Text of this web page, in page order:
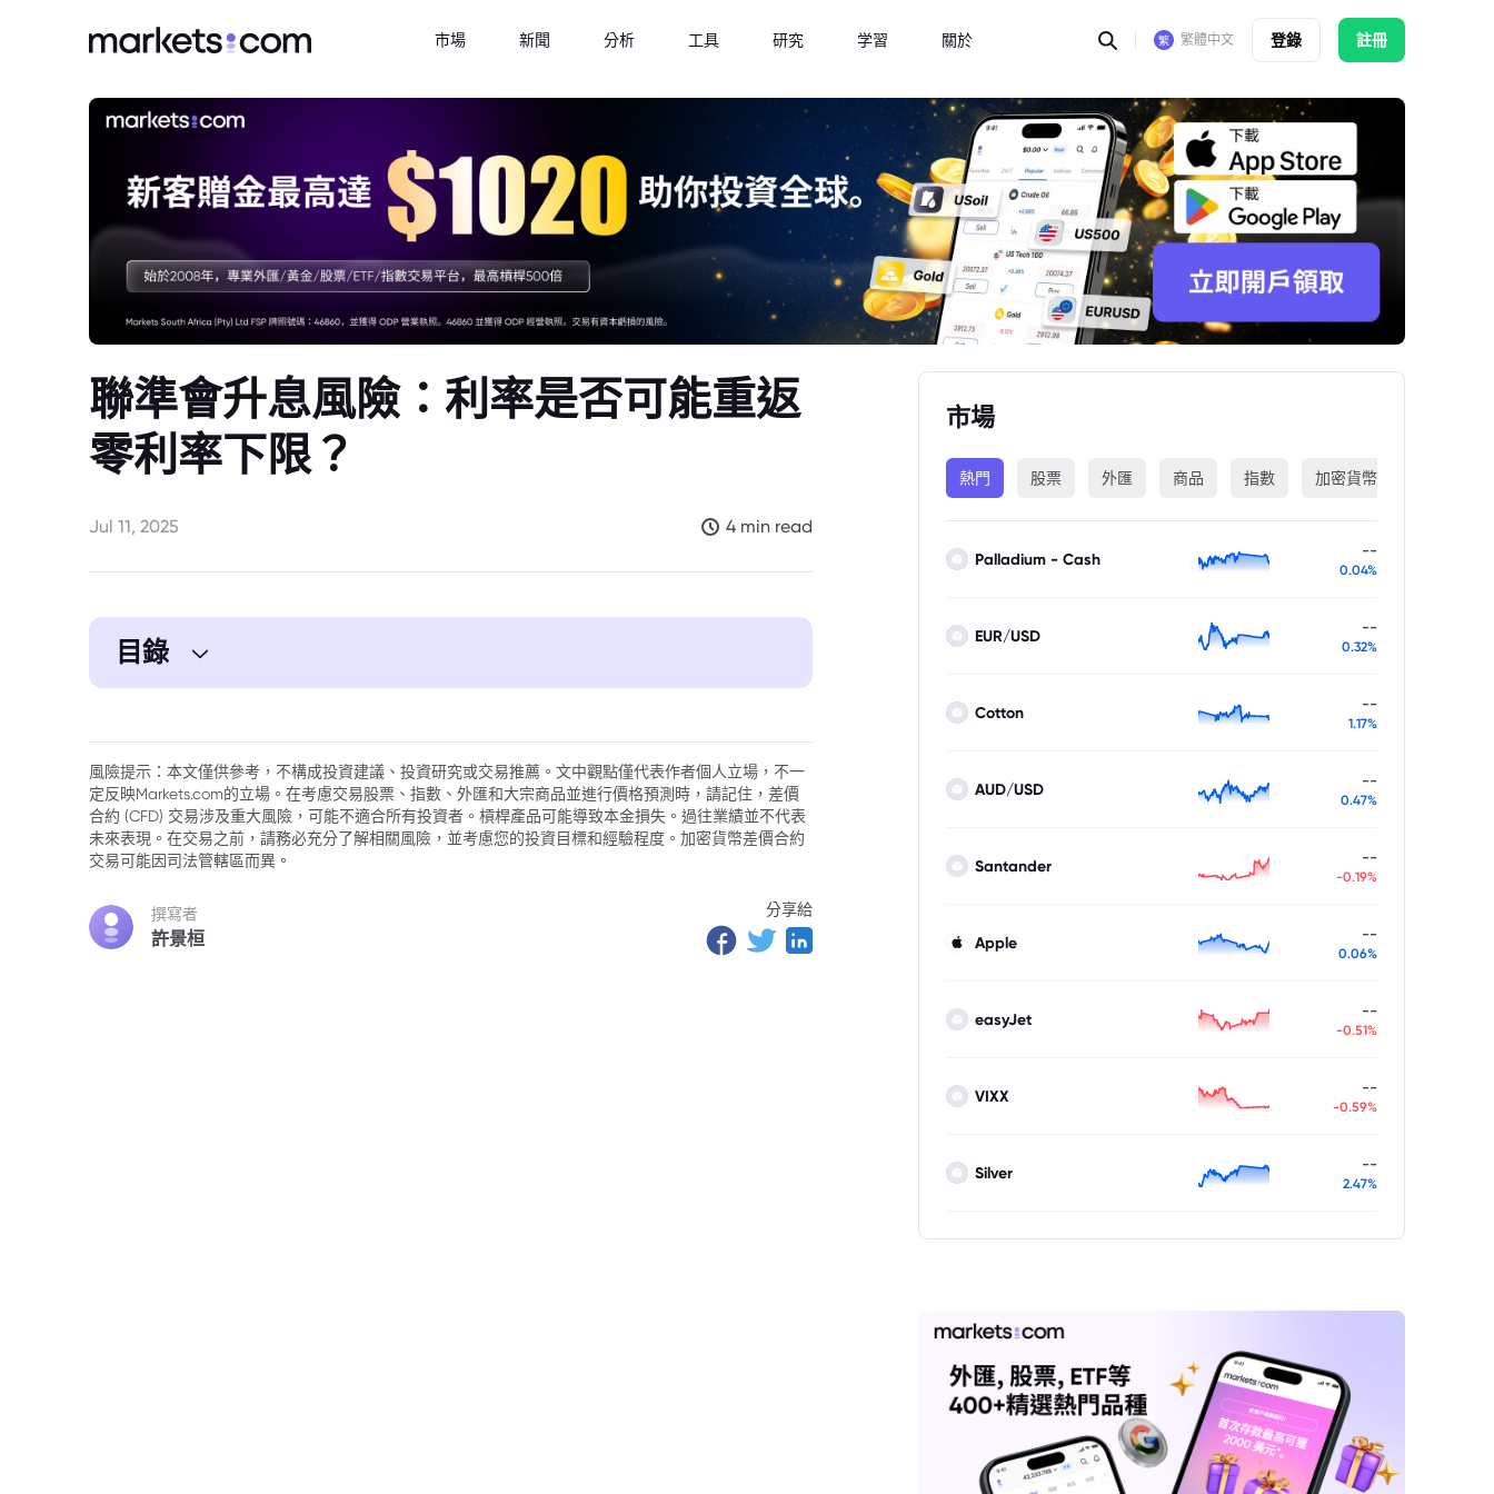
市場 新聞 分析 工具 研究 学習 關於 繁體中文 登錄 註冊
聯準會升息風險：利率是否可能重返
零利率下限？
Jul 11, 2025 4 min read
目錄
風險提示：本文僅供參考，不構成投資建議、投資研究或交易推薦。文中觀點僅代表作者個人立場，不一
定反映Markets.com的立場。在考慮交易股票、指數、外匯和大宗商品並進行價格預測時，請記住，差價
合約 (CFD) 交易涉及重大風險，可能不適合所有投資者。槓桿產品可能導致本金損失。過往業績並不代表
未來表現。在交易之前，請務必充分了解相關風險，並考慮您的投資目標和經驗程度。加密貨幣差價合約
交易可能因司法管轄區而異。
撰寫者
許景桓
分享給
市場
熱門 股票 外匯 商品 指數 加密貨幣
Palladium - Cash --
0.04%
EUR/USD --
0.32%
Cotton --
1.17%
AUD/USD --
0.47%
Santander --
-0.19%
Apple --
0.06%
easyJet --
-0.51%
VIXX --
-0.59%
Silver --
2.47%